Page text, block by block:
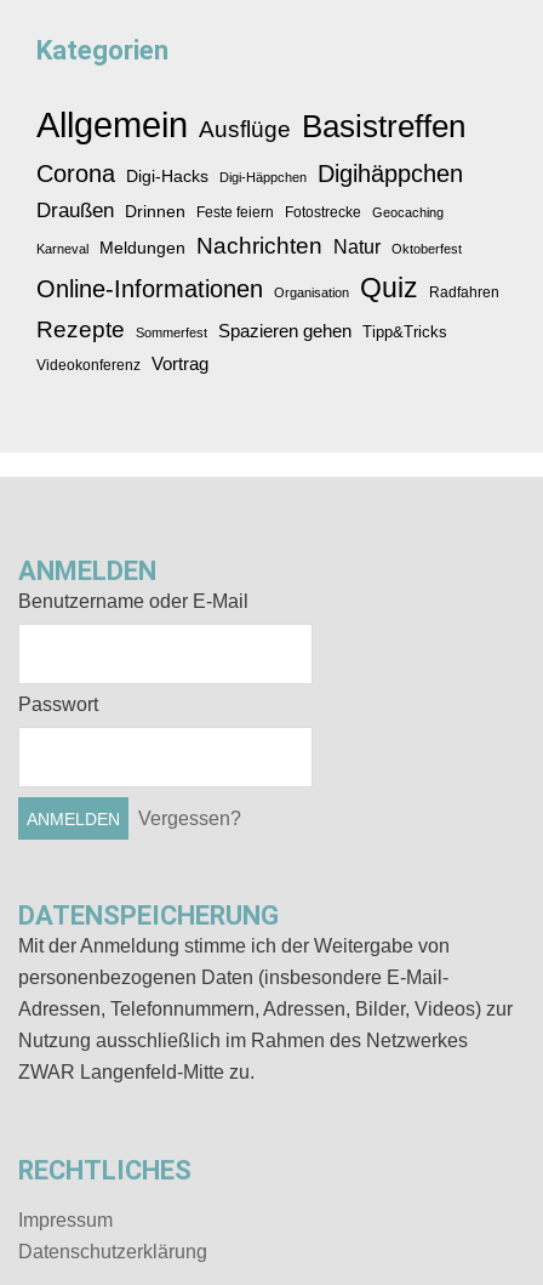
Kategorien
Allgemein Ausflüge Basistreffen
Corona Digi-Hacks Digi-Häppchen Digihäppchen
Draußen Drinnen Feste feiern Fotostrecke Geocaching
Karneval Meldungen Nachrichten Natur Oktoberfest
Online-Informationen Organisation Quiz Radfahren
Rezepte Sommerfest Spazieren gehen Tipp&Tricks
Videokonferenz Vortrag
ANMELDEN
Benutzername oder E-Mail
Passwort
Vergessen?
DATENSPEICHERUNG
Mit der Anmeldung stimme ich der Weitergabe von
personenbezogenen Daten (insbesondere E-Mail-
Adressen, Telefonnummern, Adressen, Bilder, Videos) zur
Nutzung ausschließlich im Rahmen des Netzwerkes
ZWAR Langenfeld-Mitte zu.
RECHTLICHES
Impressum
Datenschutz­erklärung